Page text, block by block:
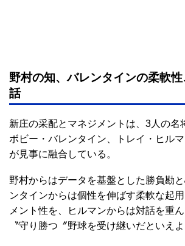
野村の知、バレンタインの柔軟
話
新庄の采配とマネジメントは、3人の
ボビー・バレンタイン、トレイ・ヒル
が見事に融合している。
野村からはデータを基盤とした勝負勘
ンタインからは個性を伸ばす柔軟な起
メント性を、ヒルマンからは対話を重
〝守り勝つ〞野球を受け継いだといえよ